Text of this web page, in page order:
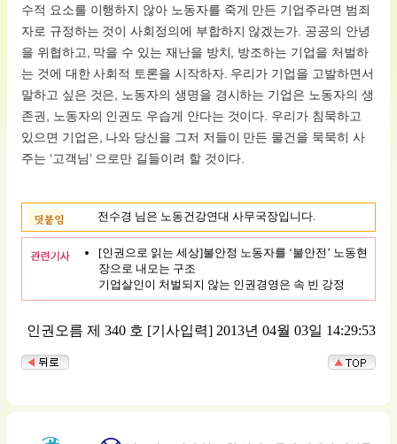
수적 요소를 이행하지 않아 노동자를 죽게 만든 기업주라면 범죄
자로 규정하는 것이 사회정의에 부합하지 않겠는가. 공공의 안녕
을 위협하고, 막을 수 있는 재난을 방치, 방조하는 기업을 처벌하
는 것에 대한 사회적 토론을 시작하자. 우리가 기업을 고발하면서
말하고 싶은 것은, 노동자의 생명을 경시하는 기업은 노동자의 생
존권, 노동자의 인권도 우습게 안다는 것이다. 우리가 침묵하고
있으면 기업은, 나와 당신을 그저 저들이 만든 물건을 묵묵히 사
주는 ‘고객님’ 으로만 길들이려 할 것이다.
전수경 님은 노동건강연대 사무국장입니다.
[인권으로 읽는 세상]불안정 노동자를 ‘불안전’ 노동현
장으로 내모는 구조
기업살인이 처벌되지 않는 인권경영은 속 빈 강정
인권오름 제 340 호 [기사입력] 2013년 04월 03일 14:29:53